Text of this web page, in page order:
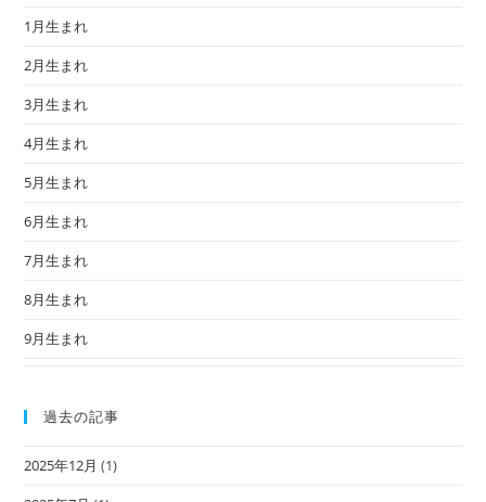
1月生まれ
2月生まれ
3月生まれ
4月生まれ
5月生まれ
6月生まれ
7月生まれ
8月生まれ
9月生まれ
過去の記事
2025年12月 (1)